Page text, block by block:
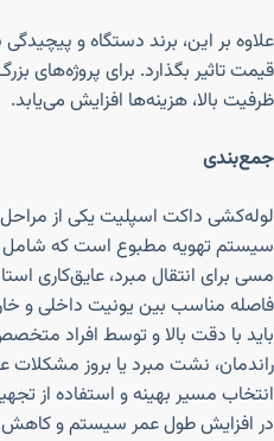
علاوه بر این، برند دستگاه و
قیمت تاثیر بگذارد. برای پروژه‌های
ظرفیت بالا، هزینه‌ها افزایش می‌یابد.
جمع‌بندی
لوله‌کشی داکت اسپلیت یکی از
سیستم تهویه مطبوع است که شامل
مسی برای انتقال مبرد، عایق‌کاری
فاصله مناسب بین یونیت داخلی و
باید با دقت بالا و توسط افراد
راندمان، نشت مبرد یا بروز
انتخاب مسیر بهینه و استفاده از
در افزایش طول عمر سیستم و کاهش